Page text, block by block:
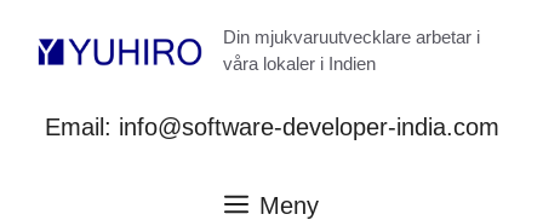
Din mjukvaruutvecklare arbetar i
våra lokaler i Indien
Email: info@software-developer-india.com
Meny